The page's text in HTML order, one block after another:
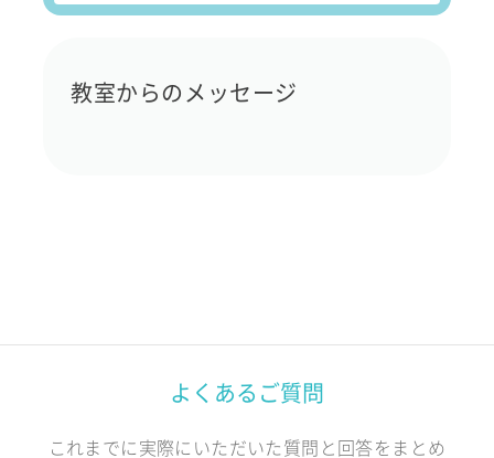
教室からのメッセージ
よくあるご質問
これまでに実際にいただいた質問と回答をまとめ